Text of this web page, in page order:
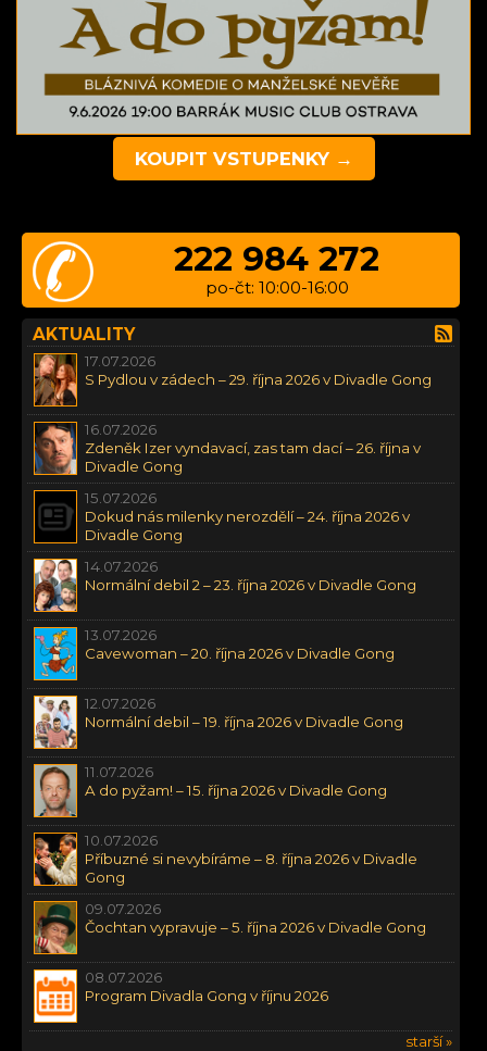
KOUPIT VSTUPENKY →
222 984 272
po-čt: 10:00-16:00
AKTUALITY
17.07.2026
S Pydlou v zádech – 29. října 2026 v Divadle Gong
16.07.2026
Zdeněk Izer vyndavací, zas tam dací – 26. října v
Divadle Gong
15.07.2026
Dokud nás milenky nerozdělí – 24. října 2026 v
Divadle Gong
14.07.2026
Normální debil 2 – 23. října 2026 v Divadle Gong
13.07.2026
Cavewoman – 20. října 2026 v Divadle Gong
12.07.2026
Normální debil – 19. října 2026 v Divadle Gong
11.07.2026
A do pyžam! – 15. října 2026 v Divadle Gong
10.07.2026
Příbuzné si nevybíráme – 8. října 2026 v Divadle
Gong
09.07.2026
Čochtan vypravuje – 5. října 2026 v Divadle Gong
08.07.2026
Program Divadla Gong v říjnu 2026
starší »